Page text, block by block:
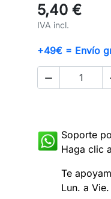
5,40 €
IVA incl.
+49€ = Envío

Soporte
Haga clic
Te
Lun. a